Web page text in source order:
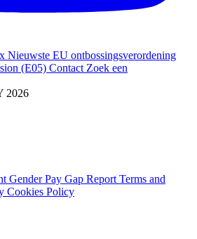
Nieuwste EU ontbossingsverordening
(E05) Contact Zoek een
2026
Gender Pay Gap Report Terms and
Cookies Policy